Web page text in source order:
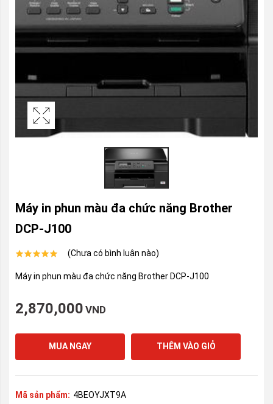
Máy in phun màu đa chức năng Brother
DCP-J100
(Chưa có bình luận nào)
Máy in phun màu đa chức năng Brother DCP-J100
2,870,000 VND
MUA NGAY THÊM VÀO GIỎ
Mã sản phẩm: 4BEOYJXT9A